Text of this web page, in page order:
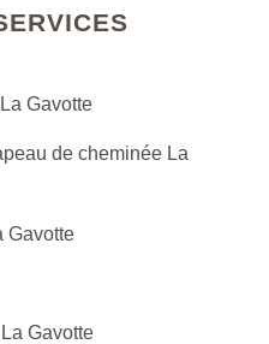
Gavotte
de cheminée La
Gavotte
Gavotte